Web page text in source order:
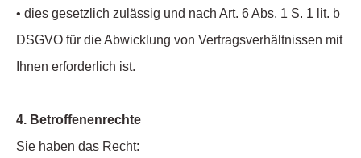
• dies gesetzlich zulässig und nach Art. 6 Abs. 1 S. 1 lit. b
DSGVO für die Abwicklung von Vertragsverhältnissen mit
Ihnen erforderlich ist.
4. Betroffenenrechte
Sie haben das Recht: